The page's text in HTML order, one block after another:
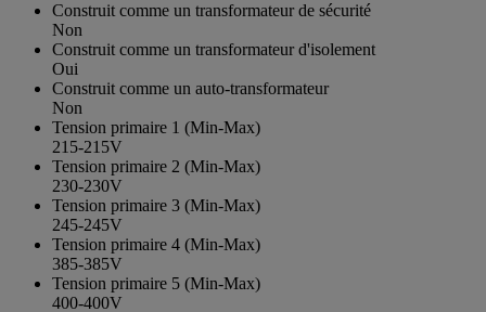
Construit comme un transformateur de sécurité
Non
Construit comme un transformateur d'isolement
Oui
Construit comme un auto-transformateur
Non
Tension primaire 1 (Min-Max)
215-215V
Tension primaire 2 (Min-Max)
230-230V
Tension primaire 3 (Min-Max)
245-245V
Tension primaire 4 (Min-Max)
385-385V
Tension primaire 5 (Min-Max)
400-400V